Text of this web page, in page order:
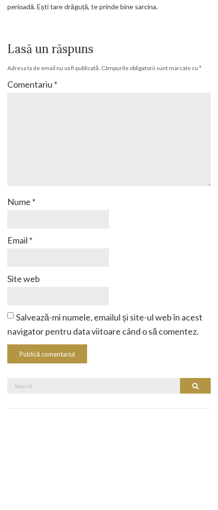
perioadă. Ești tare drăguță, te prinde bine sarcina.
Lasă un răspuns
Adresa ta de email nu va fi publicată. Câmpurile obligatorii sunt marcate cu *
Comentariu *
Nume *
Email *
Site web
Salvează-mi numele, emailul și site-ul web în acest
navigator pentru data viitoare când o să comentez.
Search